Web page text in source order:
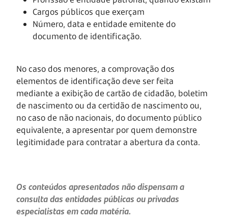
Cargos públicos que exerçam
Número, data e entidade emitente do
documento de identificação.
No caso dos menores, a comprovação dos
elementos de identificação deve ser feita
mediante a exibição de cartão de cidadão, boletim
de nascimento ou da certidão de nascimento ou,
no caso de não nacionais, do documento público
equivalente, a apresentar por quem demonstre
legitimidade para contratar a abertura da conta.
Os conteúdos apresentados não dispensam a
consulta das entidades públicas ou privadas
especialistas em cada matéria.